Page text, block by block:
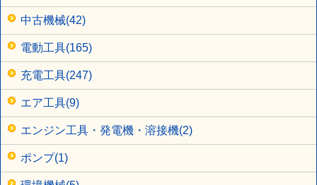
中古機械(42)
電動工具(165)
充電工具(247)
エア工具(9)
エンジン工具・発電機・溶接機(2)
ポンプ(1)